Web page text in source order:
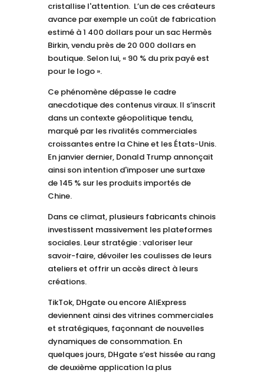
cristallise l'attention. L’un de ces créateurs
avance par exemple un coût de fabrication
estimé à 1 400 dollars pour un sac Hermès
Birkin, vendu près de 20 000 dollars en
boutique. Selon lui, « 90 % du prix payé est
pour le logo ».
Ce phénomène dépasse le cadre
anecdotique des contenus viraux. Il s’inscrit
dans un contexte géopolitique tendu,
marqué par les rivalités commerciales
croissantes entre la Chine et les États-Unis.
En janvier dernier, Donald Trump annonçait
ainsi son intention d'imposer une surtaxe
de 145 % sur les produits importés de
Chine.
Dans ce climat, plusieurs fabricants chinois
investissent massivement les plateformes
sociales. Leur stratégie : valoriser leur
savoir-faire, dévoiler les coulisses de leurs
ateliers et offrir un accès direct à leurs
créations.
TikTok, DHgate ou encore AliExpress
deviennent ainsi des vitrines commerciales
et stratégiques, façonnant de nouvelles
dynamiques de consommation. En
quelques jours, DHgate s’est hissée au rang
de deuxième application la plus